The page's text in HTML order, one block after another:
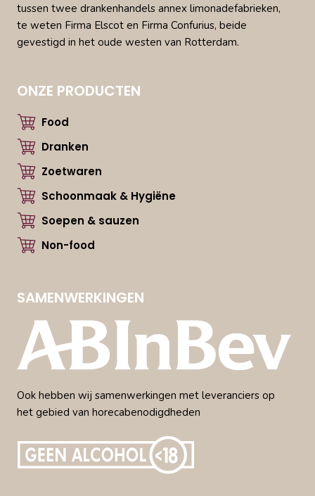
tussen twee drankenhandels annex limonadefabrieken,
te weten Firma Elscot en Firma Confurius, beide
gevestigd in het oude westen van Rotterdam.
ONZE PRODUCTEN
Food
Dranken
Zoetwaren
Schoonmaak & Hygiëne
Soepen & sauzen
Non-food
SAMENWERKINGEN
Ook hebben wij samenwerkingen met leveranciers op
het gebied van horecabenodigdheden